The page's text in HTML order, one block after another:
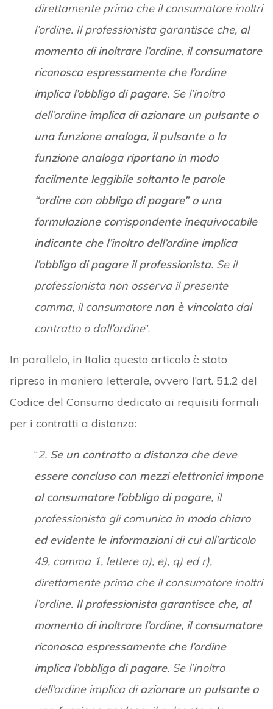
direttamente prima che il consumatore inoltri
l’ordine. Il professionista garantisce che, al
momento di inoltrare l’ordine, il consumatore
riconosca espressamente che l’ordine
implica l’obbligo di pagare. Se l’inoltro
dell’ordine implica di azionare un pulsante o
una funzione analoga, il pulsante o la
funzione analoga riportano in modo
facilmente leggibile soltanto le parole
“ordine con obbligo di pagare” o una
formulazione corrispondente inequivocabile
indicante che l’inoltro dell’ordine implica
l’obbligo di pagare il professionista. Se il
professionista non osserva il presente
comma, il consumatore non è vincolatodal
contratto o dall’ordine”.
In parallelo, in Italia questo articolo è stato
ripreso in maniera letterale, ovvero l’art. 51.2 del
Codice del Consumo dedicato ai requisiti formali
per i contratti a distanza:
“2. Se un contratto a distanza che deve
essere concluso con mezzi elettronici impone
al consumatore l’obbligo di pagare, il
professionista gli comunica in modo chiaro
ed evidente le informazionidi cui all’articolo
49, comma 1, lettere a), e), q) ed r),
direttamente prima che il consumatore inoltri
l’ordine. Il professionista garantisce che, al
momento di inoltrare l’ordine, il consumatore
riconosca espressamente che l’ordine
implica l’obbligo di pagare. Se l’inoltro
dell’ordine implica diazionare un pulsante o